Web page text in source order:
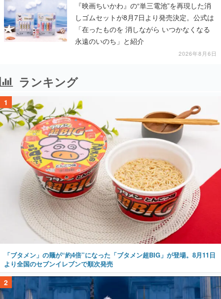
『映画ちいかわ』の“単三電池”を再現した消
しゴムセットが8月7日より発売決定。公式は
「在ったものを 消しながら いつかなくなる
永遠のいのち」と紹介
2026年8月6日
ランキング
1
「ブタメン」の麺が“約4倍”になった「ブタメン超BIG」が登場。8月11日
より全国のセブンイレブンで順次発売
2